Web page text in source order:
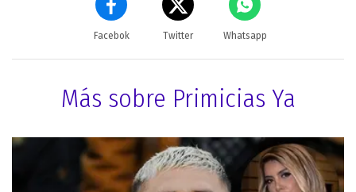
Facebok Twitter Whatsapp
Más sobre Primicias Ya